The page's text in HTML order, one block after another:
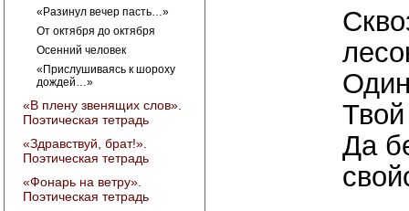
«Разинул вечер пасть…»
От октября до октября
Осенний человек
«Прислушиваясь к шороху
дождей…»
«В плену звенящих слов».
Поэтическая тетрадь
«Здравствуй, брат!».
Поэтическая тетрадь
«Фонарь на ветру».
Поэтическая тетрадь
Да